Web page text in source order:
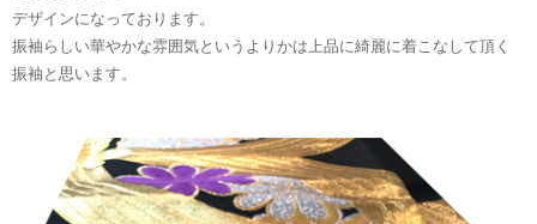
デザインになっております。
振袖らしい華やかな雰囲気というよりかは上品に綺麗に着こなして頂く
振袖と思います。